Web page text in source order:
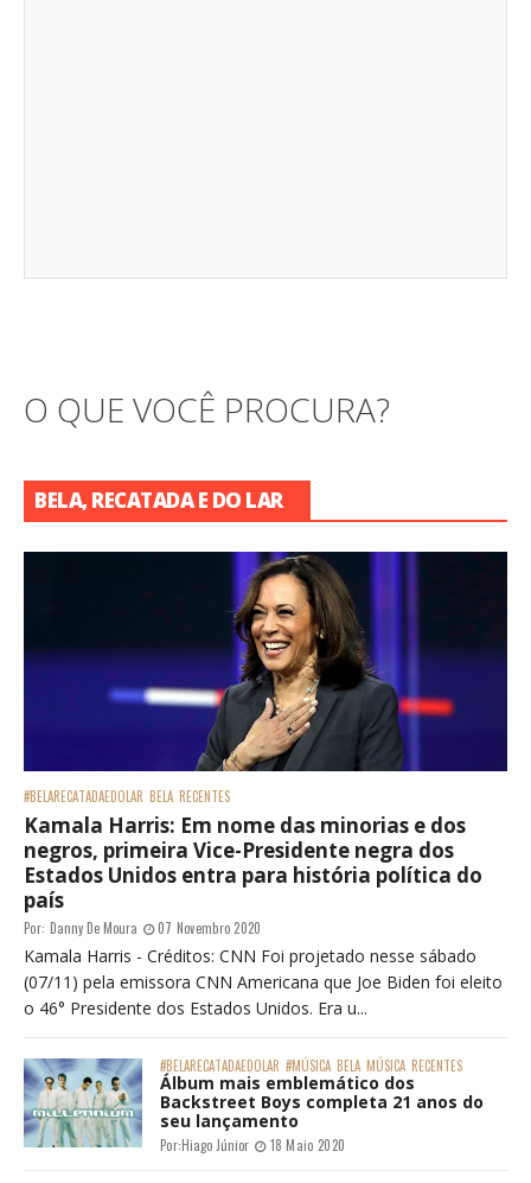
O QUE VOCÊ PROCURA?
BELA, RECATADA E DO LAR
#BELARECATADAEDOLAR BELA RECENTES
Kamala Harris: Em nome das minorias e dos
negros, primeira Vice-Presidente negra dos
Estados Unidos entra para história política do
país
Por: Danny De Moura 07 Novembro 2020
Kamala Harris - Créditos: CNN Foi projetado nesse sábado
(07/11) pela emissora CNN Americana que Joe Biden foi eleito
o 46° Presidente dos Estados Unidos. Era u...
#BELARECATADAEDOLAR #MÚSICA BELA MÚSICA RECENTES
Álbum mais emblemático dos
Backstreet Boys completa 21 anos do
seu lançamento
Por:Hiago Júnior 18 Maio 2020